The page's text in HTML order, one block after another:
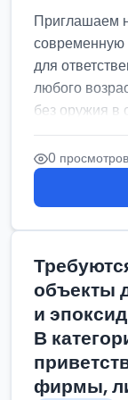
Приглашаем
современную
для
любого
без оружия в
0 просмотров
объекты
и
В
фирмы,